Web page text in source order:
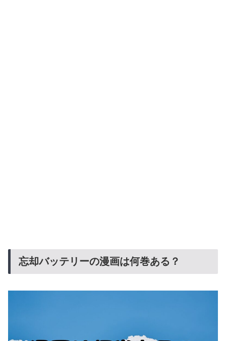
忘却バッテリーの漫画は何巻ある？